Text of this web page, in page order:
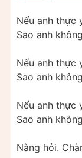
Nếu anh thực
Sao anh
Nếu anh thực
Sao anh
Nếu anh thực
Sao anh
Nàng hỏi.